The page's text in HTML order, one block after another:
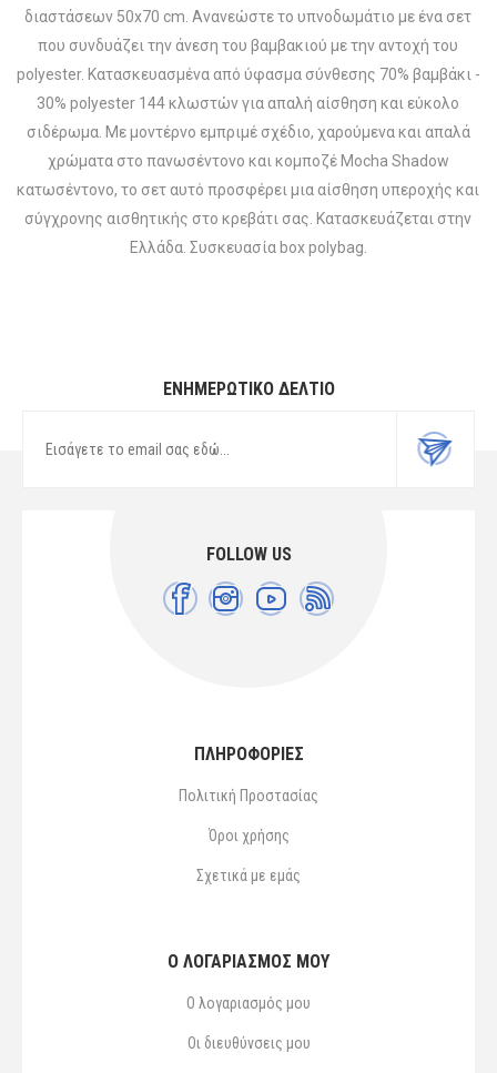
διαστάσεων 50x70 cm. Ανανεώστε το υπνοδωμάτιο με ένα σετ
που συνδυάζει την άνεση του βαμβακιού με την αντοχή του
polyester. Κατασκευασμένα από ύφασμα σύνθεσης 70% βαμβάκι -
30% polyester 144 κλωστών για απαλή αίσθηση και εύκολο
σιδέρωμα. Με μοντέρνο εμπριμέ σχέδιο, χαρούμενα και απαλά
χρώματα στο πανωσέντονο και κομποζέ Mocha Shadow
κατωσέντονο, το σετ αυτό προσφέρει μια αίσθηση υπεροχής και
σύγχρονης αισθητικής στο κρεβάτι σας. Κατασκευάζεται στην
Ελλάδα. Συσκευασία box polybag.
ΕΝΗΜΕΡΩΤΙΚΌ ΔΕΛΤΊΟ
FOLLOW US
ΠΛΗΡΟΦΟΡΙΕΣ
Πολιτική Προστασίας
Όροι χρήσης
Σχετικά με εμάς
Ο ΛΟΓΑΡΙΑΣΜΌΣ ΜΟΥ
Ο λογαριασμός μου
Οι διευθύνσεις μου